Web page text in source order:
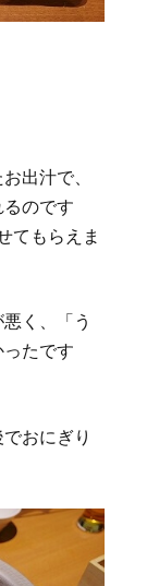
出汁で、
のです
てもらえま
く、「う
たです
おにぎり